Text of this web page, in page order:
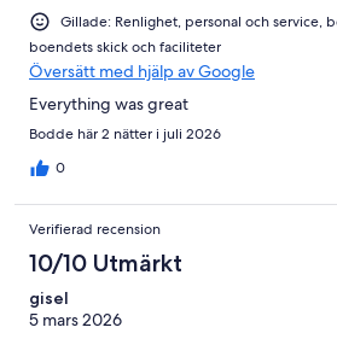
Gillade: Renlighet, personal och service,
boendets skick och faciliteter
Översätt med hjälp av Google
Everything was great
Bodde här 2 nätter i juli 2026
0
Verifierad recension
10/10 Utmärkt
gisel
5 mars 2026